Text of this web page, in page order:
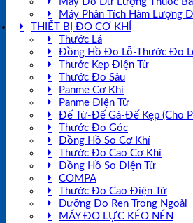
Máy Phân Tích Hàm Lượng
THIẾT BỊ ĐO CƠ KHÍ
Thước Lá
Đồng Hồ Đo Lỗ-Thước Đo
Thước Kẹp Điện Tử
Thước Đo Sâu
Panme Cơ Khí
Panme Điện Tử
Đế Từ-Đế Gá-Đế Kẹp (Cho
Thước Đo Góc
Đồng Hồ So Cơ Khí
Thước Đo Cao Cơ Khí
Đồng Hồ So Điện Tử
COMPA
Thước Đo Cao Điện Tử
Dưỡng Đo Ren Trong Ngoài
MÁY ĐO LỰC KÉO NÉN